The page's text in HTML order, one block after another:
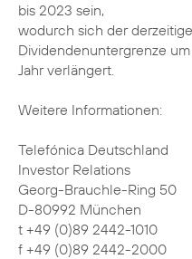
bis 2023 sein,
wodurch sich der
Dividendenuntergrenze
Jahr verlängert.
Weitere Informationen:
Telefónica Deutschland
Investor Relations
Georg-Brauchle-Ring 50
D-80992 München
t +49 (0)89 2442-1010
f +49 (0)89 2442-2000